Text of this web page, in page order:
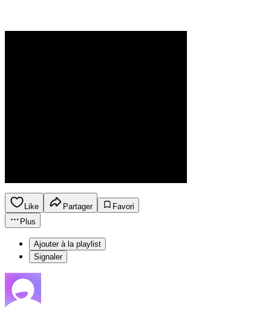
Like Partager
Favori
Plus
Ajouter à la playlist
Signaler